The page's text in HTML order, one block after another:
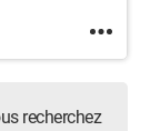
recherchez